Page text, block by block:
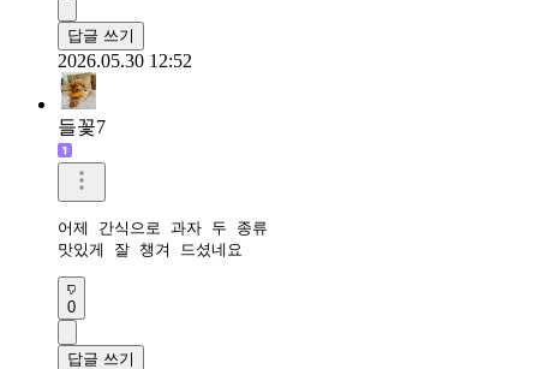
답글 쓰기
2026.05.30 12:52
들꽃7
어제 간식으로 과자 두 종류
맛있게 잘 챙겨 드셨네요
0
답글 쓰기